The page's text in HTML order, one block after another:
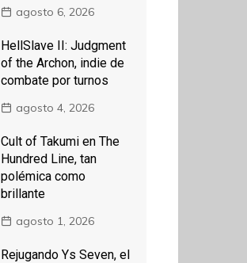
agosto 6, 2026
HellSlave II: Judgment
of the Archon, indie de
combate por turnos
agosto 4, 2026
Cult of Takumi en The
Hundred Line, tan
polémica como
brillante
agosto 1, 2026
Rejugando Ys Seven, el